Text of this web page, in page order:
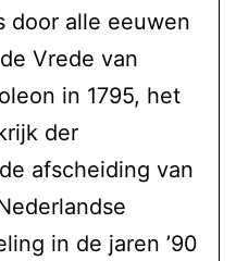
door alle eeuwen
Vrede van
in 1795, het
der
afscheiding van
in de jaren ’90